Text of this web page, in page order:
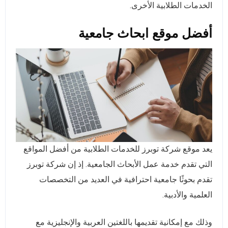
الخدمات الطلابية الأخرى.
أفضل موقع ابحاث جامعية
يعد موقع شركة توبرز للخدمات الطلابية من أفضل المواقع
التي تقدم خدمة عمل الأبحاث الجامعية. إذ إن شركة توبرز
تقدم بحوثًا جامعية احترافية في العديد من التخصصات
العلمية والأدبية.
وذلك مع إمكانية تقديمها باللغتين العربية والإنجليزية مع